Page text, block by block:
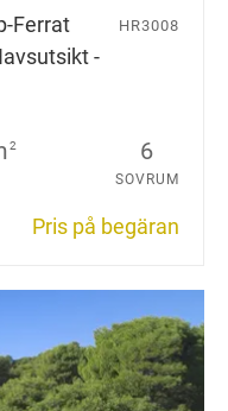
Ferrat
-
HR3008
2 6
SOVRUM
Pris på begäran